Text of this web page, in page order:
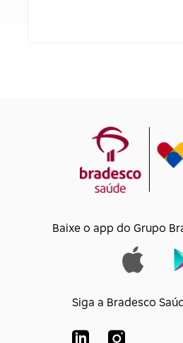
Baixe o app do Grupo
Siga a Bradesco